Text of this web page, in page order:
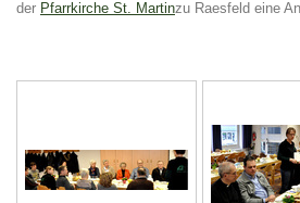
der Pfarrkirche St. Martinzu Raesfeld eine